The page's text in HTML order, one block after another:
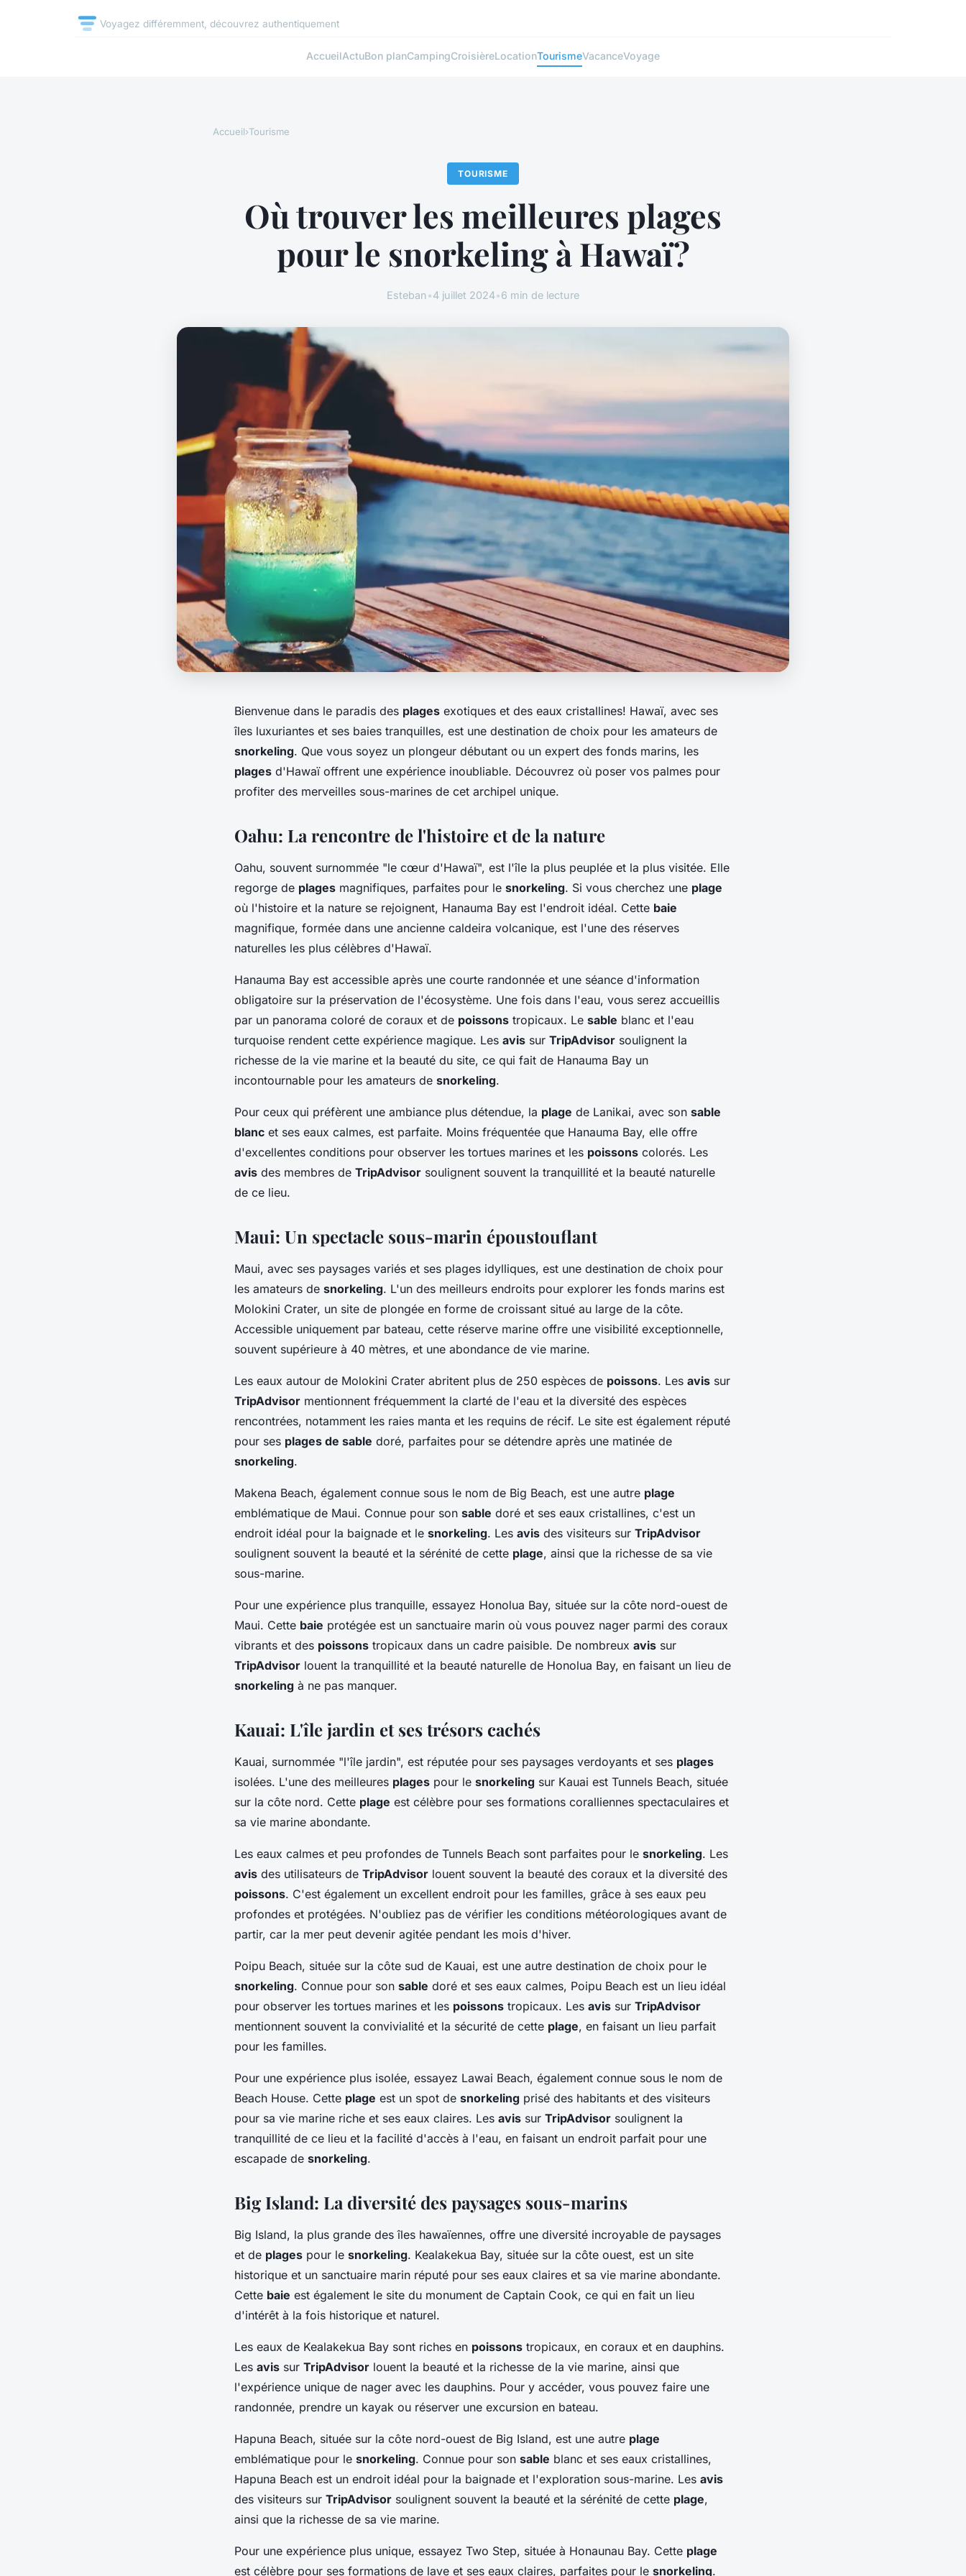
Voyagez différemment, découvrez authentiquement
AccueilActuBon planCampingCroisièreLocationTourismeVacanceVoyage
Accueil›Tourisme
TOURISME
Où trouver les meilleures plages
pour le snorkeling à Hawaï?
Esteban•4 juillet 2024•6 min de lecture
Bienvenue dans le paradis des plages exotiques et des eaux cristallines! Hawaï, avec ses
îles luxuriantes et ses baies tranquilles, est une destination de choix pour les amateurs de
snorkeling. Que vous soyez un plongeur débutant ou un expert des fonds marins, les
plages d'Hawaï offrent une expérience inoubliable. Découvrez où poser vos palmes pour
profiter des merveilles sous-marines de cet archipel unique.
Oahu: La rencontre de l'histoire et de la nature
Oahu, souvent surnommée "le cœur d'Hawaï", est l'île la plus peuplée et la plus visitée. Elle
regorge de plages magnifiques, parfaites pour le snorkeling. Si vous cherchez une plage
où l'histoire et la nature se rejoignent, Hanauma Bay est l'endroit idéal. Cette baie
magnifique, formée dans une ancienne caldeira volcanique, est l'une des réserves
naturelles les plus célèbres d'Hawaï.
Hanauma Bay est accessible après une courte randonnée et une séance d'information
obligatoire sur la préservation de l'écosystème. Une fois dans l'eau, vous serez accueillis
par un panorama coloré de coraux et de poissons tropicaux. Le sable blanc et l'eau
turquoise rendent cette expérience magique. Les avis sur TripAdvisor soulignent la
richesse de la vie marine et la beauté du site, ce qui fait de Hanauma Bay un
incontournable pour les amateurs de snorkeling.
Pour ceux qui préfèrent une ambiance plus détendue, la plage de Lanikai, avec son sable
blanc et ses eaux calmes, est parfaite. Moins fréquentée que Hanauma Bay, elle offre
d'excellentes conditions pour observer les tortues marines et les poissons colorés. Les
avis des membres de TripAdvisor soulignent souvent la tranquillité et la beauté naturelle
de ce lieu.
Maui: Un spectacle sous-marin époustouflant
Maui, avec ses paysages variés et ses plages idylliques, est une destination de choix pour
les amateurs de snorkeling. L'un des meilleurs endroits pour explorer les fonds marins est
Molokini Crater, un site de plongée en forme de croissant situé au large de la côte.
Accessible uniquement par bateau, cette réserve marine offre une visibilité exceptionnelle,
souvent supérieure à 40 mètres, et une abondance de vie marine.
Les eaux autour de Molokini Crater abritent plus de 250 espèces de poissons. Les avis sur
TripAdvisor mentionnent fréquemment la clarté de l'eau et la diversité des espèces
rencontrées, notamment les raies manta et les requins de récif. Le site est également réputé
pour ses plages de sable doré, parfaites pour se détendre après une matinée de
snorkeling.
Makena Beach, également connue sous le nom de Big Beach, est une autre plage
emblématique de Maui. Connue pour son sable doré et ses eaux cristallines, c'est un
endroit idéal pour la baignade et le snorkeling. Les avis des visiteurs sur TripAdvisor
soulignent souvent la beauté et la sérénité de cette plage, ainsi que la richesse de sa vie
sous-marine.
Pour une expérience plus tranquille, essayez Honolua Bay, située sur la côte nord-ouest de
Maui. Cette baie protégée est un sanctuaire marin où vous pouvez nager parmi des coraux
vibrants et des poissons tropicaux dans un cadre paisible. De nombreux avis sur
TripAdvisor louent la tranquillité et la beauté naturelle de Honolua Bay, en faisant un lieu de
snorkeling à ne pas manquer.
Kauai: L'île jardin et ses trésors cachés
Kauai, surnommée "l'île jardin", est réputée pour ses paysages verdoyants et ses plages
isolées. L'une des meilleures plages pour le snorkeling sur Kauai est Tunnels Beach, située
sur la côte nord. Cette plage est célèbre pour ses formations coralliennes spectaculaires et
sa vie marine abondante.
Les eaux calmes et peu profondes de Tunnels Beach sont parfaites pour le snorkeling. Les
avis des utilisateurs de TripAdvisor louent souvent la beauté des coraux et la diversité des
poissons. C'est également un excellent endroit pour les familles, grâce à ses eaux peu
profondes et protégées. N'oubliez pas de vérifier les conditions météorologiques avant de
partir, car la mer peut devenir agitée pendant les mois d'hiver.
Poipu Beach, située sur la côte sud de Kauai, est une autre destination de choix pour le
snorkeling. Connue pour son sable doré et ses eaux calmes, Poipu Beach est un lieu idéal
pour observer les tortues marines et les poissons tropicaux. Les avis sur TripAdvisor
mentionnent souvent la convivialité et la sécurité de cette plage, en faisant un lieu parfait
pour les familles.
Pour une expérience plus isolée, essayez Lawai Beach, également connue sous le nom de
Beach House. Cette plage est un spot de snorkeling prisé des habitants et des visiteurs
pour sa vie marine riche et ses eaux claires. Les avis sur TripAdvisor soulignent la
tranquillité de ce lieu et la facilité d'accès à l'eau, en faisant un endroit parfait pour une
escapade de snorkeling.
Big Island: La diversité des paysages sous-marins
Big Island, la plus grande des îles hawaïennes, offre une diversité incroyable de paysages
et de plages pour le snorkeling. Kealakekua Bay, située sur la côte ouest, est un site
historique et un sanctuaire marin réputé pour ses eaux claires et sa vie marine abondante.
Cette baie est également le site du monument de Captain Cook, ce qui en fait un lieu
d'intérêt à la fois historique et naturel.
Les eaux de Kealakekua Bay sont riches en poissons tropicaux, en coraux et en dauphins.
Les avis sur TripAdvisor louent la beauté et la richesse de la vie marine, ainsi que
l'expérience unique de nager avec les dauphins. Pour y accéder, vous pouvez faire une
randonnée, prendre un kayak ou réserver une excursion en bateau.
Hapuna Beach, située sur la côte nord-ouest de Big Island, est une autre plage
emblématique pour le snorkeling. Connue pour son sable blanc et ses eaux cristallines,
Hapuna Beach est un endroit idéal pour la baignade et l'exploration sous-marine. Les avis
des visiteurs sur TripAdvisor soulignent souvent la beauté et la sérénité de cette plage,
ainsi que la richesse de sa vie marine.
Pour une expérience plus unique, essayez Two Step, située à Honaunau Bay. Cette plage
est célèbre pour ses formations de lave et ses eaux claires, parfaites pour le snorkeling.